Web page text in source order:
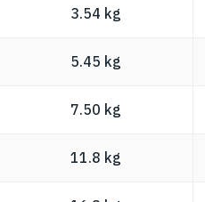
3.54 kg
5.45 kg
7.50 kg
11.8 kg